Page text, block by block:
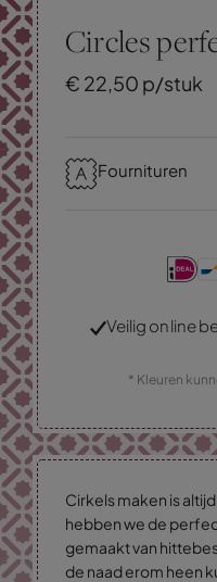
Circles
€ 22,50 p/stuk
Fournituren
Veilig online
* Kleuren
Cirkels maken is
hebben we de
gemaakt van
de naad erom heen